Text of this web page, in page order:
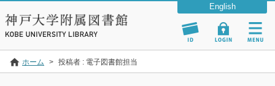
ホーム > 投稿者 : 電子図書館担当